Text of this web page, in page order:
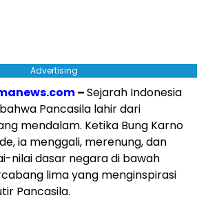
Advertising
–Sejarah Indonesia
Pancasila lahir dari
mendalam. Ketika Bung Karno
ia menggali, merenung, dan
nilai dasar negara di bawah
lima yang menginspirasi
Pancasila.